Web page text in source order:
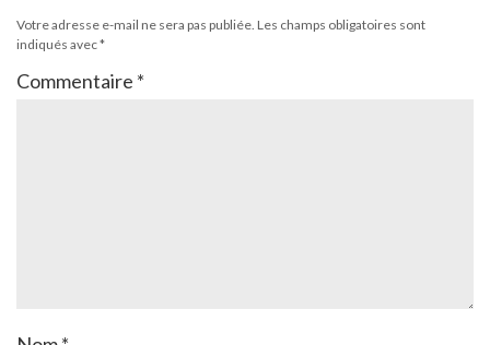
Votre adresse e-mail ne sera pas publiée. Les champs obligatoires sont
indiqués avec*
Commentaire *